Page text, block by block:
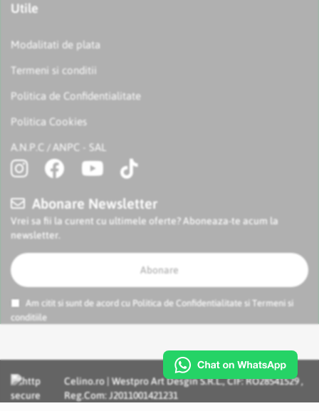
Utile
Modalitati de plata
Termeni si conditii
Politica de Confidentialitate
Politica Cookies
A.N.P.C / ANPC - SAL
Abonare Newsletter
Vrei sa fii la curent cu ultimele oferte? Aboneaza-te acum la
newsletter.
Abonare
Am citit si sunt de acord cu Politica de Confidentialitate si
Termeni si
conditiile
Celino.ro | Westpro Art Desgin S.R.L., CIF: RO28541529 ,
Reg.Com: J2011001421231